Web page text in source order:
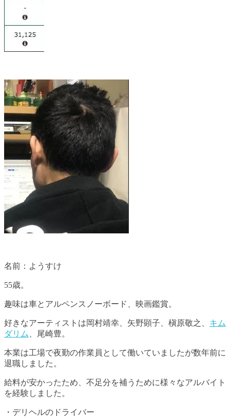
名前：ようすけ
55歳。
趣味は車とアルペンスノーボード、映画鑑賞。
好きなアーティストは岡村靖幸、矢野顕子、槇原敬之、 キム
ダリム
、尾崎豊。
本業は工場で夜勤の作業員として働いていましたが数年前に
退職しました。
給料が安かったため、不足分を補うために様々なアルバイト
を経験しました。
・デリヘルのドライバー